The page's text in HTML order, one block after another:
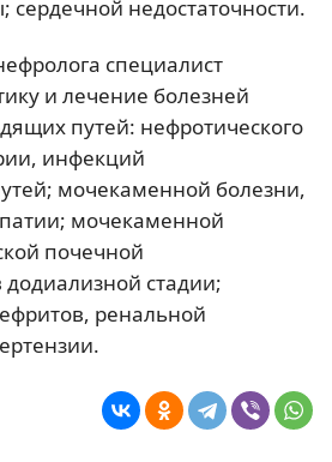
недостаточности.
специалист
и лечение болезней
путей: нефротического
инфекций
мочекаменной болезни,
мочекаменной
почечной
додиализной стадии;
ренальной